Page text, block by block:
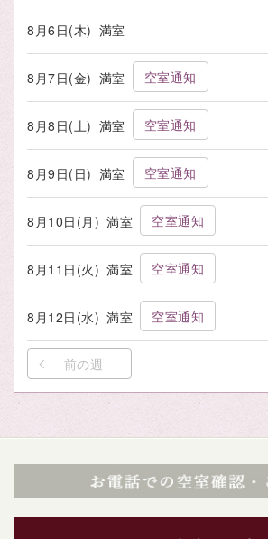
8月6日(木) 満室
8月7日(金) 満室 空室通知
8月8日(土) 満室 空室通知
8月9日(日) 満室 空室通知
8月10日(月) 満室 空室通知
8月11日(火) 満室 空室通知
8月12日(水) 満室 空室通知
前の週